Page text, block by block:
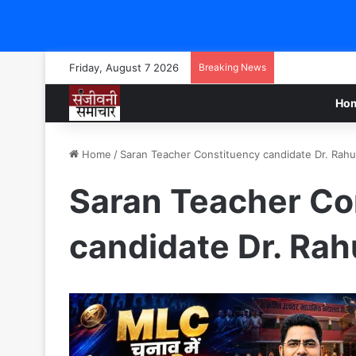
Friday, August 7 2026 Breaking News
Home / Saran Teacher Constituency candidate Dr.
Saran Teacher
candidate Dr.